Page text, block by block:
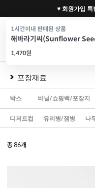
1시간이내 판매된 상품
해바라기씨(Sunflower
1,470원
♥ 회원가입
재료
포장재료
박스 비닐/쇼핑백/포장지
디저트컵 유리병/잼병 나
총86개